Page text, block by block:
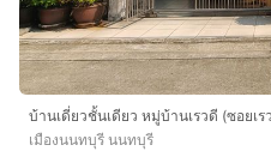
เมืองนนทบุรี นนทบุรี